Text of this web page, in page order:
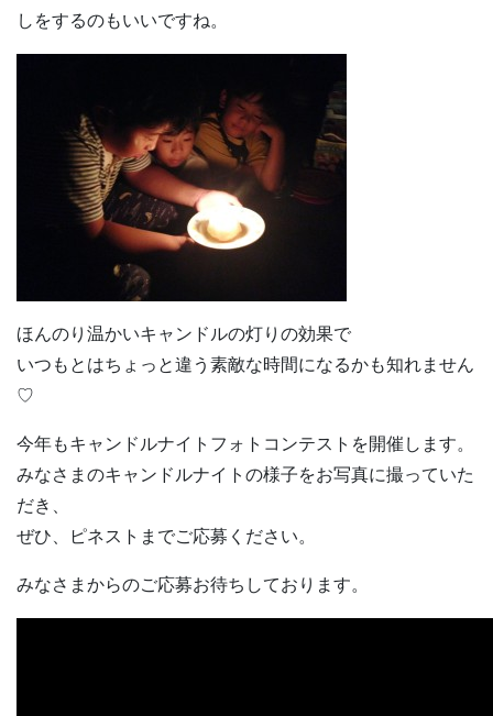
しをするのもいいですね。
ほんのり温かいキャンドルの灯りの効果で
いつもとはちょっと違う素敵な時間になるかも知れません
♡
今年もキャンドルナイトフォトコンテストを開催します。
みなさまのキャンドルナイトの様子をお写真に撮っていた
だき、
ぜひ、ピネストまでご応募ください。
みなさまからのご応募お待ちしております。